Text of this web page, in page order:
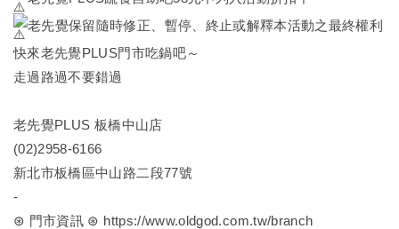
老先覺保留隨時修正、暫停、終止或解釋本活動之最終權利
快來老先覺PLUS門市吃鍋吧～
走過路過不要錯過
老先覺PLUS 板橋中山店
(02)2958-6166
新北市板橋區中山路二段77號
-
⊛ 門市資訊 ⊛ https://www.oldgod.com.tw/branch